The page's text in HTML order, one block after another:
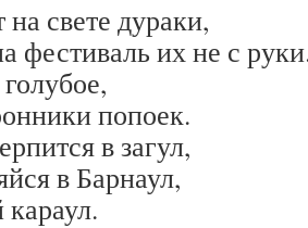
свете дураки,
фестиваль их не с
попоек.
в загул,
в Барнаул,